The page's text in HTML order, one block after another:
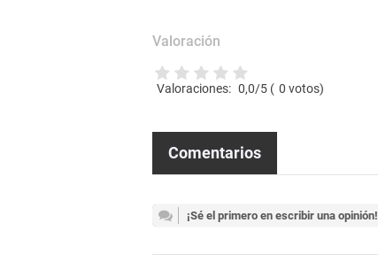
Valoración
Valoraciones: 0,0/5 ( 0 votos)
Comentarios
¡Sé el primero en escribir una opinión!